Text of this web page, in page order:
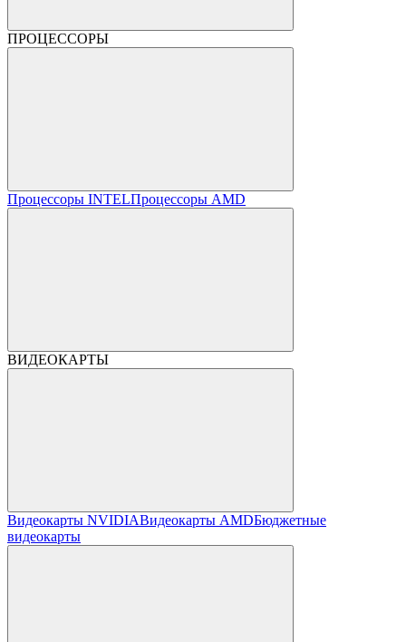
ПРОЦЕССОРЫ
Процессоры INTELПроцессоры AMD
ВИДЕОКАРТЫ
Видеокарты NVIDIAВидеокарты AMDБюджетные
видеокарты